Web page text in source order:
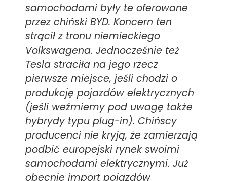
samochodami były te oferowane
przez chiński BYD. Koncern ten
strącił z tronu niemieckiego
Volkswagena. Jednocześnie też
Tesla straciła na jego rzecz
pierwsze miejsce, jeśli chodzi o
produkcję pojazdów elektrycznych
(jeśli weźmiemy pod uwagę także
hybrydy typu plug-in). Chińscy
producenci nie kryją, że zamierzają
podbić europejski rynek swoimi
samochodami elektrycznymi. Już
obecnie import pojazdów